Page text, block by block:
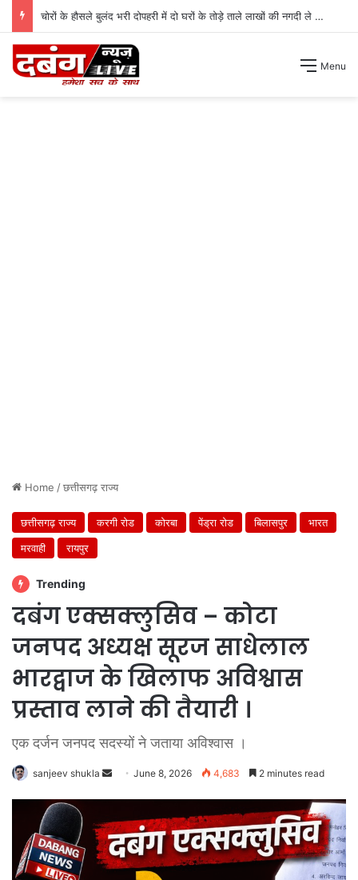
चोरों के हौसले बुलंद भरी दोपहरी में दो घरों के तोड़े ताले लाखों की नगदी ले भागे ।
Menu
Home /छत्तीसगढ़ राज्य
छत्तीसगढ़ राज्य करगी रोड कोरबा पेंड्रा रोड बिलासपुर
भारत
मरवाही
रायपुर
Trending
दबंग एक्सक्लुसिव – कोटा
जनपद अध्यक्ष सूरज साधेलाल
भारद्वाज के खिलाफ अविश्वास
प्रस्ताव लाने की तैयारी ।
एक दर्जन जनपद सदस्यों ने जताया अविश्वास ।
sanjeev shukla
SendJune 8, 2026 4,683 2 minutes read